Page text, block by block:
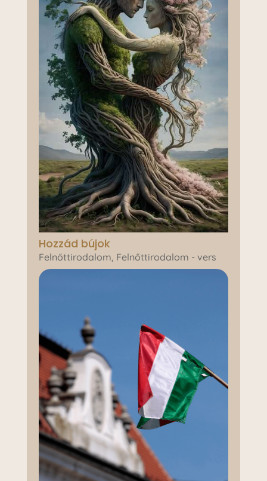
Hozzád bújok
Felnőttirodalom, Felnőttirodalom - vers